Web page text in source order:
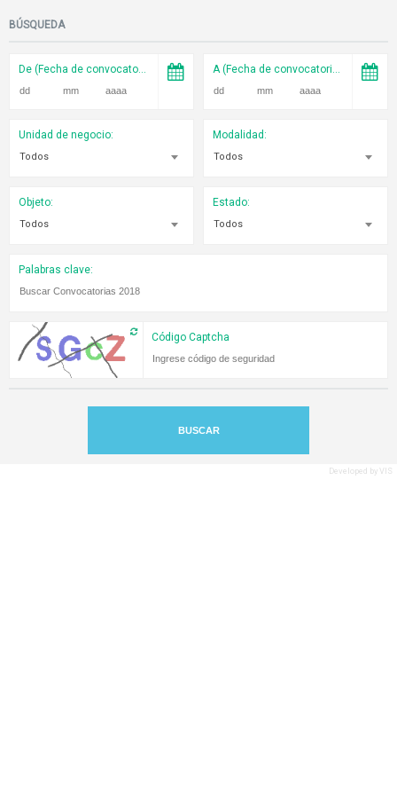
BÚSQUEDA
De (Fecha de convocatoria): A (Fecha de convocatoria):
Unidad de negocio:
Todos
Modalidad:
Todos
Objeto:
Todos
Estado:
Todos
Palabras clave:
Código Captcha
Developed by VIS